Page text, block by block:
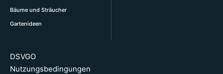
Bäume und Sträucher
Gartenideen
DSVGO
Nutzungsbedingungen